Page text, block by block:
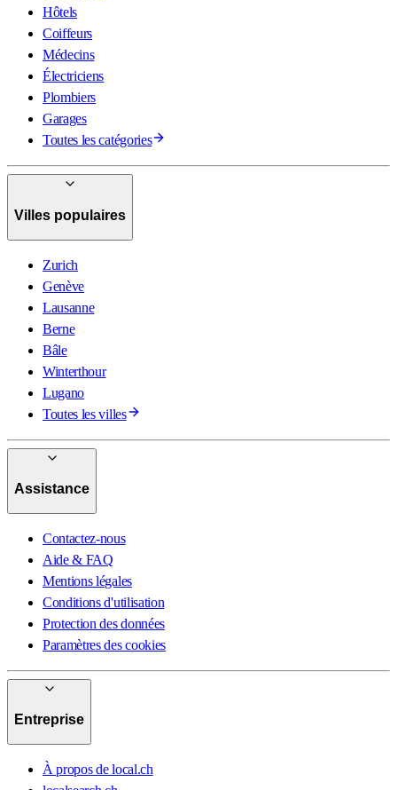
Hôtels
Coiffeurs
Médecins
Électriciens
Plombiers
Garages
Toutes les catégories
Villes populaires
Zurich
Genève
Lausanne
Berne
Bâle
Winterthour
Lugano
Toutes les villes
Assistance
Contactez-nous
Aide & FAQ
Mentions légales
Conditions d'utilisation
Protection des données
Paramètres des cookies
Entreprise
À propos de local.ch